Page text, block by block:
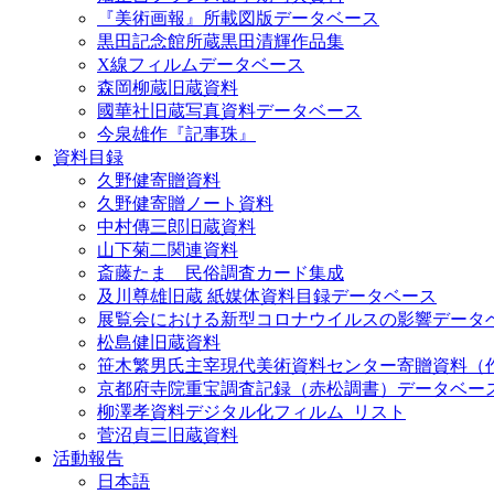
『美術画報』所載図版データベース
黒田記念館所蔵黒田清輝作品集
X線フィルムデータベース
森岡柳蔵旧蔵資料
國華社旧蔵写真資料データベース
今泉雄作『記事珠』
資料目録
久野健寄贈資料
久野健寄贈ノート資料
中村傳三郎旧蔵資料
山下菊二関連資料
斎藤たま 民俗調査カード集成
及川尊雄旧蔵 紙媒体資料目録データベース
展覧会における新型コロナウイルスの影響データ
松島健旧蔵資料
笹木繁男氏主宰現代美術資料センター寄贈資料（
京都府寺院重宝調査記録（赤松調書）データベー
柳澤孝資料デジタル化フィルム_リスト
菅沼貞三旧蔵資料
活動報告
日本語